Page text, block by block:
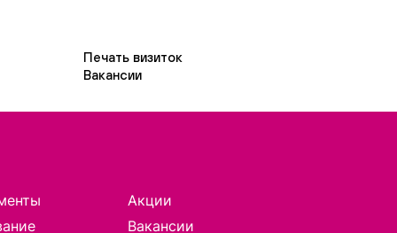
Печать визиток
Вакансии
Акции
Вакансии